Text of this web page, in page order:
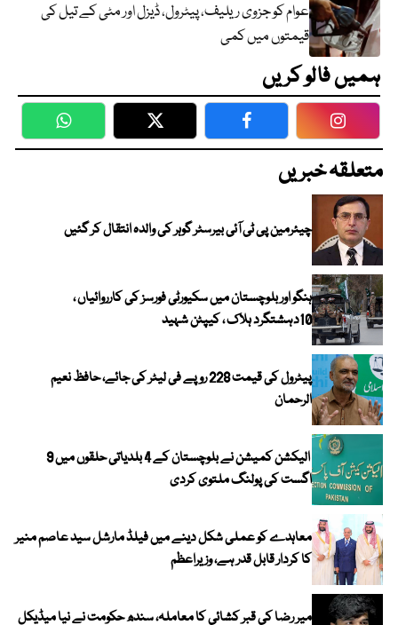
عوام کو جزوی ریلیف، پیٹرول، ڈیزل اور مٹی کے تیل کی
قیمتوں میں کمی
ہمیں فالو کریں
WhatsApp Twitter Facebook
متعلقہ خبریں
چیئرمین پی ٹی آئی بیرسٹر گوہر کی والدہ انتقال کر گئیں
ہنگو اور بلوچستان میں سکیورٹی فورسز کی کارروائیاں ،
10دہشتگرد ہلاک ، کیپٹن شہید
پیٹرول کی قیمت 228 روپے فی لیٹر کی جائے، حافظ نعیم
الرحمان
الیکشن کمیشن نے بلوچستان کے 4 بلدیاتی حلقوں میں 9
اگست کی پولنگ ملتوی کردی
معاہدے کو عملی شکل دینے میں فیلڈ مارشل سید عاصم منیر
کا کردار قابل قدر ہے، وزیراعظم
میر رضا کی قبر کشائی کا معاملہ، سندھ حکومت نے نیا میڈیکل